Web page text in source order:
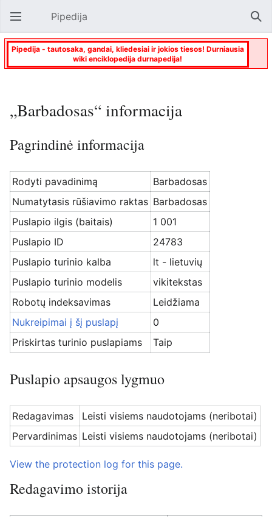
Atverti pagrindinį meniu Pipedija
Pipedija - tautosaka, gandai, kliedesiai ir jokios tiesos! Durniausia
wiki enciklopedija durnapedija!
„Barbadosas“ informacija
Pagrindinė informacija
Rodyti pavadinimą
Barbadosas
Numatytasis rūšiavimo raktas Barbadosas
Puslapio ilgis (baitais)
1 001
Puslapio ID
24783
Puslapio turinio kalba
lt - lietuvių
Puslapio turinio modelis
vikitekstas
Robotų indeksavimas
Leidžiama
Nukreipimai į šį puslapį
0
Priskirtas turinio puslapiams
Taip
Puslapio apsaugos lygmuo
Redagavimas
Leisti visiems naudotojams (neribotai)
Pervardinimas Leisti visiems naudotojams (neribotai)
View the protection log for this page.
Redagavimo istorija